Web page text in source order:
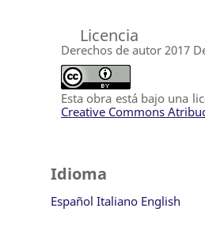
Licencia
Derechos de autor 2017
Esta obra está bajo una
Creative Commons
Idioma
Español Italiano English